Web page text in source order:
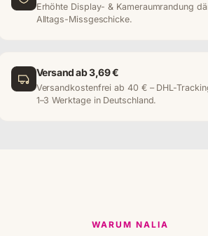
Erhöhte Display- & Kameraumrandung
Alltags-Missgeschicke.
Versand ab 3,69 €
Versandkostenfrei ab 40 € – DHL-
1–3 Werktage in Deutschland.
WARUM NALIA